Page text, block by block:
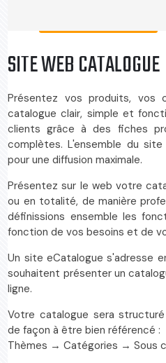
SITE WEB CATALOGUE
Présentez vos produits, vos
catalogue clair, simple et
clients grâce à des fiches
complètes. L'ensemble du
pour une diffusion maximale.
Présentez sur le web votre
ou en totalité, de manière
définissions ensemble les
fonction de vos besoins et de
Un site eCatalogue s'adresse
souhaitent présenter un
ligne.
Votre catalogue sera
de façon à être bien référencé :
Thèmes → Catégories → Sous